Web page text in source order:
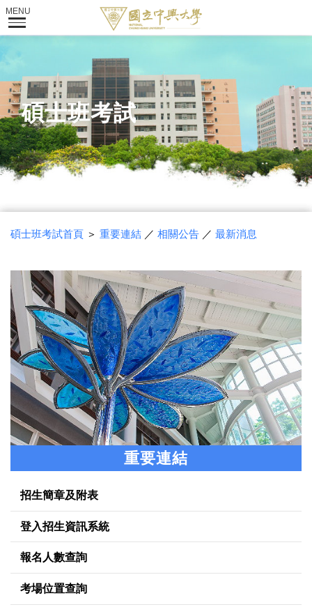
碩士班考試
碩士班考試首頁＞ 重要連結／ 相關公告／ 最新消息
重要連結
招生簡章及附表
登入招生資訊系統
報名人數查詢
考場位置查詢